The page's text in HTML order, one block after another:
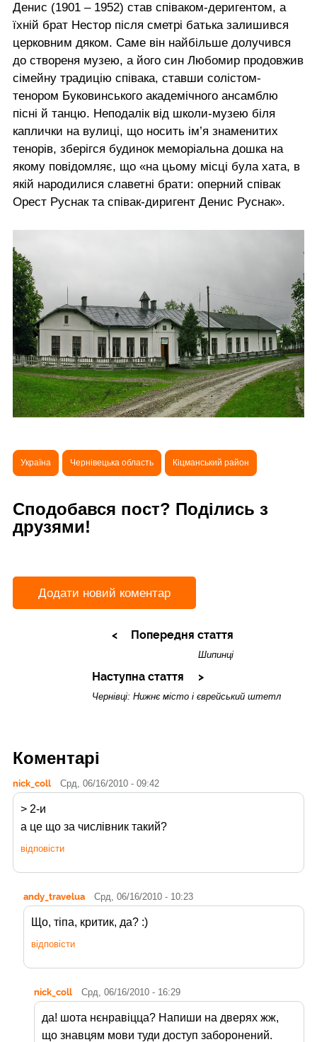
Денис (1901 – 1952) став співаком-деригентом, а
їхній брат Нестор після сметрі батька залишився
церковним дяком. Саме він найбільше долучився
до створеня музею, а його син Любомир продовжив
сімейну традицію співака, ставши солістом-
тенором Буковинського академічного ансамблю
пісні й танцю. Неподалік від школи-музею біля
каплички на вулиці, що носить ім’я знаменитих
тенорів, зберігся будинок меморіальна дошка на
якому повідомляє, що «на цьому місці була хата, в
якій народилися славетні брати: оперний співак
Орест Руснак та співак-диригент Денис Руснак».
Україна Чернівецька область Кіцманський район
Сподобався пост? Поділись з
друзями!
Додати новий коментар
Попередня стаття
Шипинці
Наступна стаття
Чернівці: Нижнє місто і єврейський штетл
Коментарі
nick_coll Срд, 06/16/2010 - 09:42
> 2-и
а це що за числівник такий?
відповісти
andy_travelua Срд, 06/16/2010 - 10:23
Що, тіпа, критик, да? :)
відповісти
nick_coll Срд, 06/16/2010 - 16:29
да! шота нєнравіцца? Напиши на дверях жж,
що знавцям мови туди доступ заборонений.